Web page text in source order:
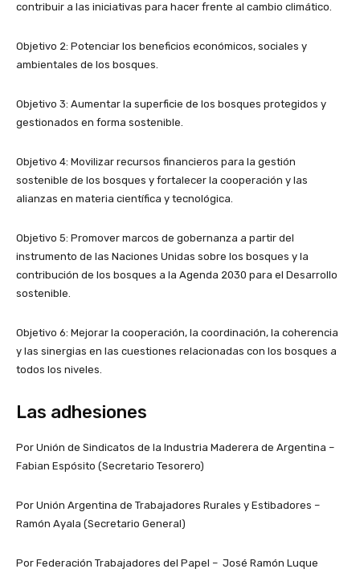
contribuir a las iniciativas para hacer frente al cambio climático.
Objetivo 2: Potenciar los beneficios económicos, sociales y
ambientales de los bosques.
Objetivo 3: Aumentar la superficie de los bosques protegidos y
gestionados en forma sostenible.
Objetivo 4: Movilizar recursos financieros para la gestión
sostenible de los bosques y fortalecer la cooperación y las
alianzas en materia científica y tecnológica.
Objetivo 5: Promover marcos de gobernanza a partir del
instrumento de las Naciones Unidas sobre los bosques y la
contribución de los bosques a la Agenda 2030 para el Desarrollo
sostenible.
Objetivo 6: Mejorar la cooperación, la coordinación, la coherencia
y las sinergias en las cuestiones relacionadas con los bosques a
todos los niveles.
Las adhesiones
Por Unión de Sindicatos de la Industria Maderera de Argentina –
Fabian Espósito (Secretario Tesorero)
Por Unión Argentina de Trabajadores Rurales y Estibadores –
Ramón Ayala (Secretario General)
Por Federación Trabajadores del Papel – José Ramón Luque